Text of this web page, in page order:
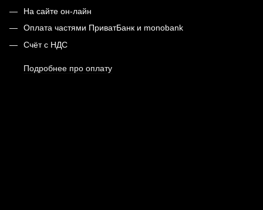
На сайте он-лайн
Оплата частями ПриватБанк и monobank
Счёт с НДС
Подробнее про оплату